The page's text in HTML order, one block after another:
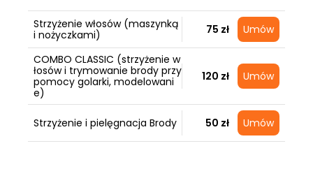
Strzyżenie włosów (maszynką
i nożyczkami)
75 zł Umów
COMBO CLASSIC (strzyżenie w
łosów i trymowanie brody przy
pomocy golarki, modelowani
e)
120 zł Umów
Strzyżenie i pielęgnacja Brody 50 zł Umów